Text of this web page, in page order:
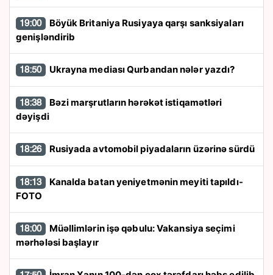
19:00
genişləndirib
18:50 Ukrayna mediası Qurbandan nələr yazdı?
18:38
dəyişdi
18:26 Rusiyada avtomobil piyadaların üzərinə sürdü
18:13
FOTO
18:00
mərhələsi başlayır